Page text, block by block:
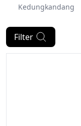
Kedungkandang
Filter